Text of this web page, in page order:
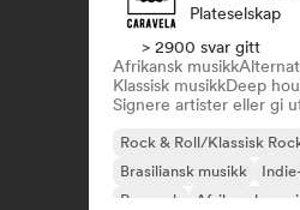
Plateselskap
> 2900 svar gitt
Afrikansk musikk
Klassisk musikkDeep
Signere artister eller gi
Rock & Roll/Klassisk
Brasiliansk musikk
Poprock
Afrikansk